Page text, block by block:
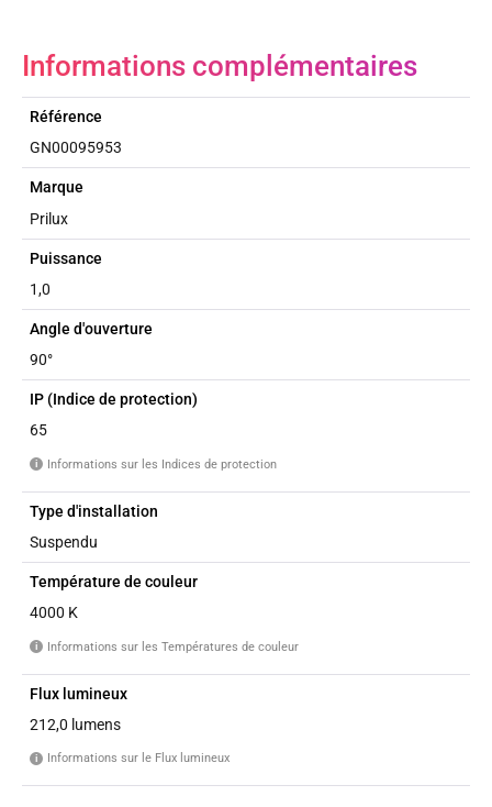
Informations complémentaires
Référence
GN00095953
Marque
Prilux
Puissance
1,0
Angle d'ouverture
90°
IP (Indice de protection)
65
i Informations sur les Indices de protection
Type d'installation
Suspendu
Température de couleur
4000 K
i Informations sur les Températures de couleur
Flux lumineux
212,0 lumens
i Informations sur le Flux lumineux